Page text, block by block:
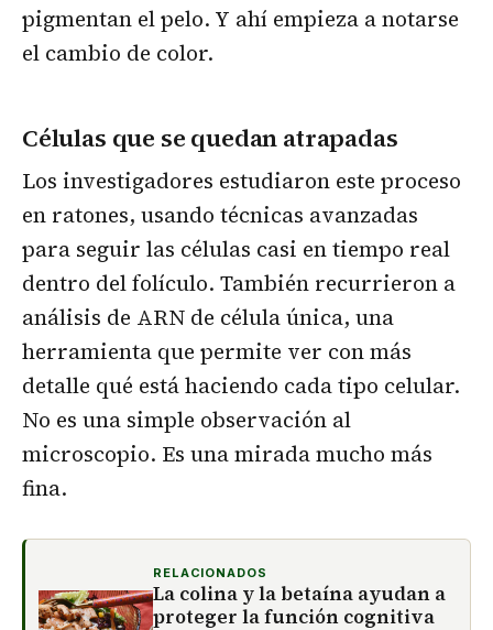
pigmentan el pelo. Y ahí empieza a notarse
el cambio de color.
Células que se quedan atrapadas
Los investigadores estudiaron este proceso
en ratones, usando técnicas avanzadas
para seguir las células casi en tiempo real
dentro del folículo. También recurrieron a
análisis de ARN de célula única, una
herramienta que permite ver con más
detalle qué está haciendo cada tipo celular.
No es una simple observación al
microscopio. Es una mirada mucho más
fina.
RELACIONADOS
La colina y la betaína ayudan a
proteger la función cognitiva